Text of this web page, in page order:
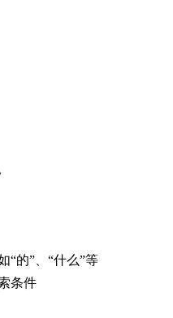
“的”、“什么”等
条件